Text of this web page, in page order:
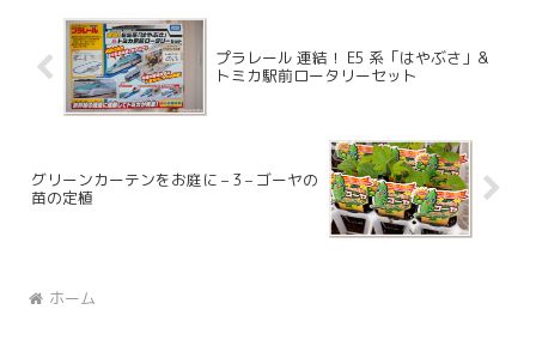
プラレール 連結！ E5 系「はやぶさ」&
トミカ駅前ロータリーセット
グリーンカーテンをお庭に – 3 – ゴーヤの
苗の定植
ホーム